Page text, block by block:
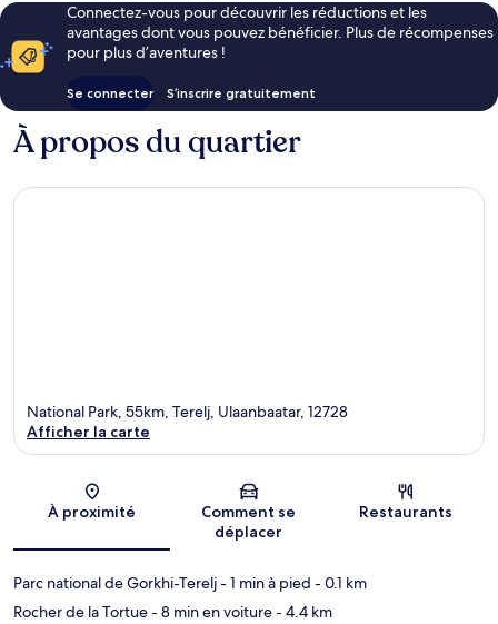
Connectez-vous pour découvrir les réductions et les
avantages dont vous pouvez bénéficier. Plus de récompenses
pour plus d’aventures !
Se connecter S’inscrire gratuitement
À propos du quartier
Carte
National Park, 55km, Terelj, Ulaanbaatar, 12728
Afficher la carte
À proximité
Comment se
déplacer
Restaurants
Parc national de Gorkhi-Terelj- 1 min à pied - 0.1 km
Rocher de la Tortue- 8 min en voiture- 4.4 km